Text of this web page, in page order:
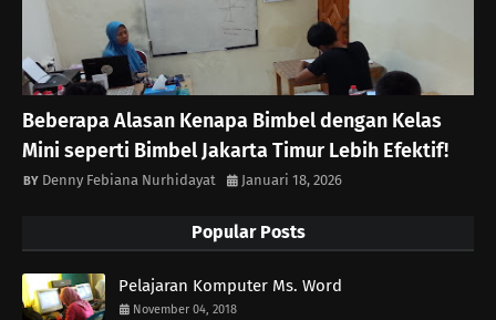
Beberapa Alasan Kenapa Bimbel dengan Kelas
Mini seperti Bimbel Jakarta Timur Lebih Efektif!
Denny Febiana Nurhidayat Januari 18, 2026
Popular Posts
Pelajaran Komputer Ms. Word
November 04, 2018